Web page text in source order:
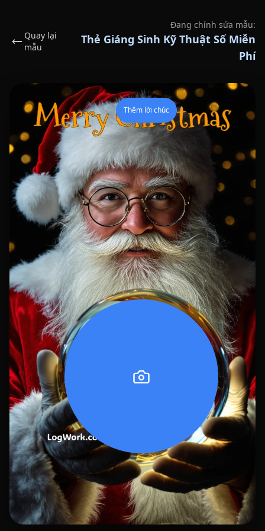
Quay lại
mẫu
Đang chỉnh sửa mẫu:
Thẻ Giáng Sinh Kỹ Thuật Số Miễn
Phí
Thêm lời chúc